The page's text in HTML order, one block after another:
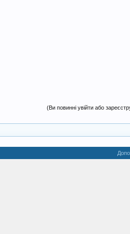
(Ви повинні увійти або